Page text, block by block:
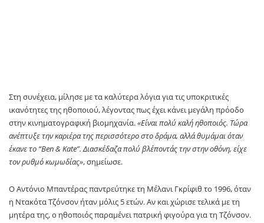
Στη συνέχεια, μίλησε με τα καλύτερα λόγια για τις υποκριτικές
ικανότητες της ηθοποιού, λέγοντας πως έχει κάνει μεγάλη πρόοδο
στην κινηματογραφική βιομηχανία.«Είναι πολύ καλή ηθοποιός. Τώρα
ανέπτυξε την καριέρα της περισσότερο στο δράμα, αλλά θυμάμαι όταν
έκανε το “Ben & Kate”. Διασκέδαζα πολύ βλέποντάς την στην οθόνη, είχε
τον ρυθμό κωμωδίας», σημείωσε.
Ο Αντόνιο Μπαντέρας παντρεύτηκε τη Μέλανι Γκρίφιθ το 1996, όταν
η Ντακότα Τζόνσον ήταν μόλις 5 ετών. Αν και χώρισε τελικά με τη
μητέρα της, ο ηθοποιός παραμένει πατρική φιγούρα για τη Τζόνσον.